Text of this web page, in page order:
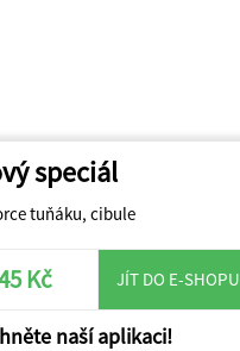
speciál
tuňáku, cibule
Kč JÍT DO E-SHOPU
naší aplikaci!